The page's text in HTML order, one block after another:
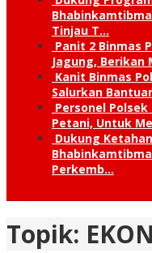
Tinjau T…
Panit 2 Binmas
Jagung,
Kanit Binmas
Salurkan
Personel Polsek
Petani, Untuk
Dukung
Perkemb…
Topik: